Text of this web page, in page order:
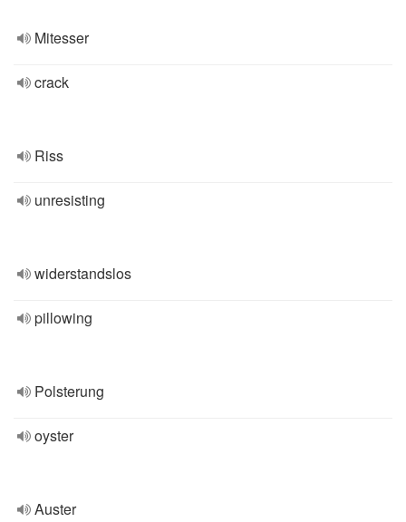
Mitesser
crack
Riss
unresisting
widerstandslos
pillowing
Polsterung
oyster
Auster